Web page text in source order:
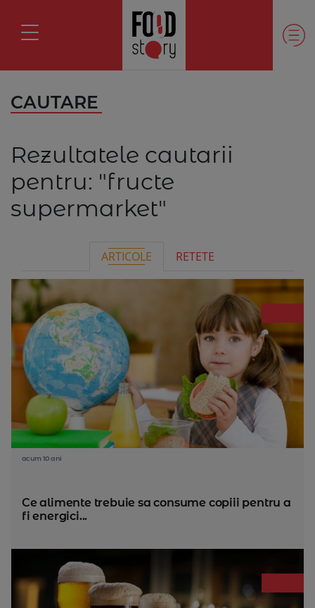
CAUTARE
Rezultatele cautarii
pentru: "fructe
supermarket"
ARTICOLE RETETE
acum 10 ani
Ce alimente trebuie sa consume copiii pentru a
fi energici...